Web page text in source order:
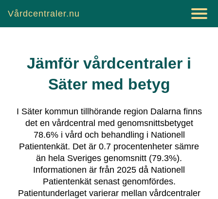
Vårdcentraler.nu
Jämför vårdcentraler i
Sätermed betyg
I Säterkommun tillhörande region Dalarnafinns
det en vårdcentral med genomsnittsbetyget
78.6% i vård och behandling i Nationell
Patientenkät. Det är 0.7 procentenheter sämre
än hela Sveriges genomsnitt (79.3%).
Informationen är från 2025 då Nationell
Patientenkät senast genomfördes.
Patientunderlaget varierar mellan vårdcentraler